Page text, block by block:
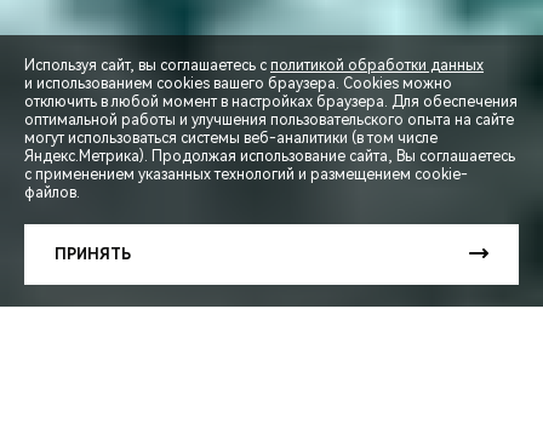
СПЕЦПРЕДЛОЖЕНИЯ
Используя сайт, вы соглашаетесь с политикой обработки данных
и использованием cookies вашего браузера. Cookies можно
отключить в любой момент в настройках браузера. Для обеспечения
оптимальной работы и улучшения пользовательского опыта на сайте
могут использоваться системы веб-аналитики (в том числе
Яндекс.Метрика). Продолжая использование сайта, Вы соглашаетесь
с применением указанных технологий и размещением cookie-
файлов.
ПРИНЯТЬ